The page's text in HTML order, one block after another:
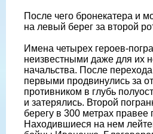
После чего бронекатера и
на левый берег за второй
Имена четырех героев-
неизвестными даже для их
начальства. После
первыми продвинулись за
противником в глубь
и затерялись. Второй
берегу в 300 метрах правее
Находившиеся на нем